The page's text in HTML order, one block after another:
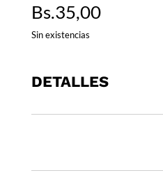
Bs.35,00
Sin existencias
DETALLES